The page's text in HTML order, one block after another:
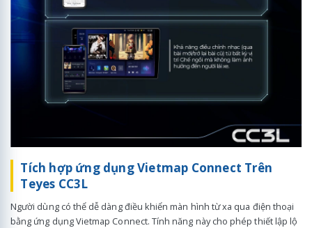
Tích hợp ứng dụng Vietmap Connect Trên
Teyes CC3L
Người dùng có thể dễ dàng điều khiển màn hình từ xa qua điện thoại
bằng ứng dụng Vietmap Connect. Tính năng này cho phép thiết lập lộ